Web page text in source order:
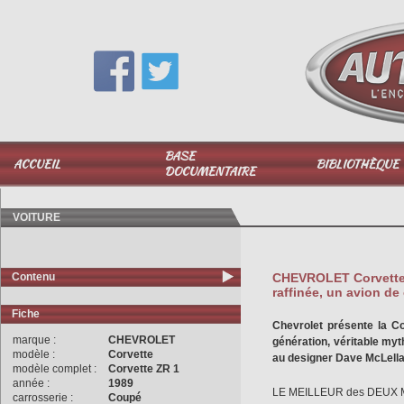
ACCUEIL
BASE
DOCUMENTAIRE
BIBLIOTHÈQUE
06 51 040 025
VOITURE
Contenu
Fiche
marque :
CHEVROLET
modèle :
Corvette
modèle complet :
Corvette ZR 1
année :
1989
carrosserie :
Coupé
CHEVROLET
raffinée, un avion de
Chevrolet présente la
génération, véritable
au designer Dave
LE MEILLEUR des DEUX